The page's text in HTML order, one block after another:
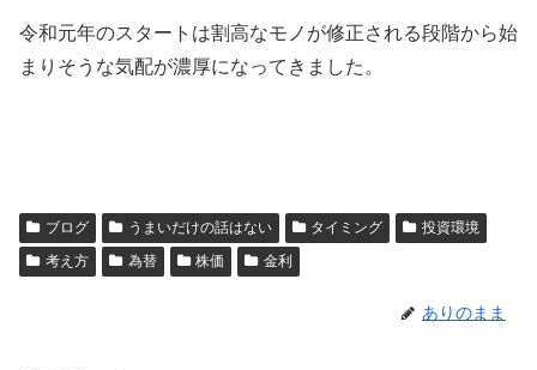
令和元年のスタートは割高なモノが修正される段階から始
まりそうな気配が濃厚になってきました。
ブログ うまいだけの話はない タイミング
投資環境
考え方
為替 株価 金利
ありのまま